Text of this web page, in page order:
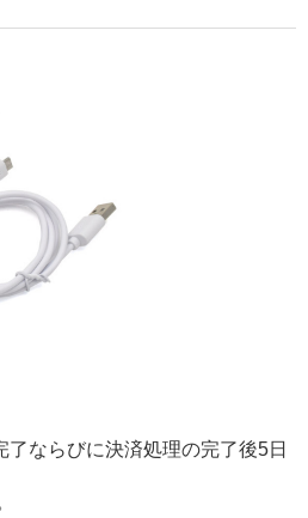
了ならびに決済処理の完了後5日